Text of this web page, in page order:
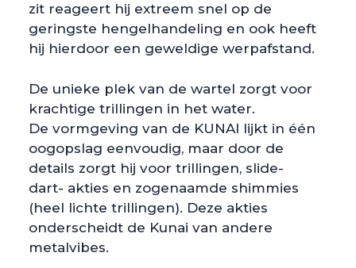
zit reageert hij extreem snel op de
geringste hengelhandeling en ook heeft
hij hierdoor een geweldige werpafstand.
De unieke plek van de wartel zorgt voor
krachtige trillingen in het water.
De vormgeving van de KUNAI lijkt in één
oogopslag eenvoudig, maar door de
details zorgt hij voor trillingen, slide-
dart- akties en zogenaamde shimmies
(heel lichte trillingen). Deze akties
onderscheidt de Kunai van andere
metalvibes.